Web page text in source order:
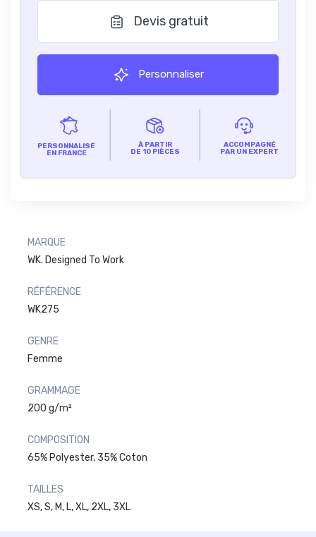
Devis gratuit
Personnaliser
PERSONNALISÉ
EN FRANCE
À PARTIR
DE 10 PIÈCES
ACCOMPAGNÉ
PAR UN EXPERT
MARQUE
WK. Designed To Work
RÉFÉRENCE
WK275
GENRE
Femme
GRAMMAGE
200 g/m²
COMPOSITION
65% Polyester, 35% Coton
TAILLES
XS, S, M, L, XL, 2XL, 3XL